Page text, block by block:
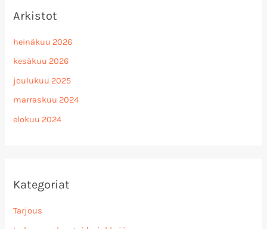
Arkistot
heinäkuu 2026
kesäkuu 2026
joulukuu 2025
marraskuu 2024
elokuu 2024
Kategoriat
Tarjous